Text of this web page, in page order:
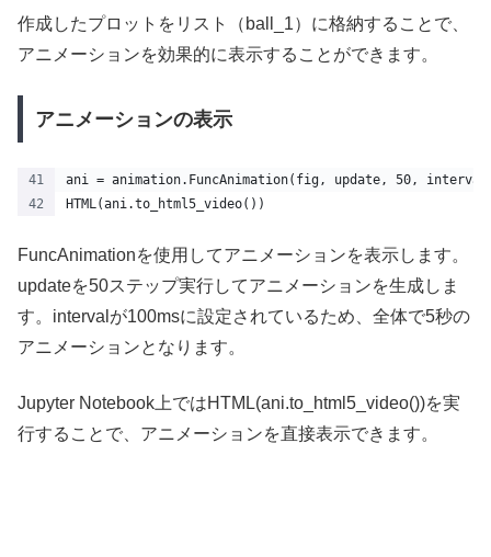
作成したプロットをリスト（ball_1）に格納することで、
アニメーションを効果的に表示することができます。
アニメーションの表示
ani = animation.FuncAnimation(fig, update, 50,
HTML(ani.to_html5_video())
FuncAnimationを使用してアニメーションを表示します。
updateを50ステップ実行してアニメーションを生成しま
す。intervalが100msに設定されているため、全体で5秒の
アニメーションとなります。
Jupyter Notebook上ではHTML(ani.to_html5_video())を実
行することで、アニメーションを直接表示できます。